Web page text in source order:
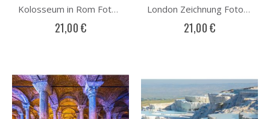
Kolosseum in Rom Fototapete
21,00 €
London Zeichnung Fototapete
21,00 €